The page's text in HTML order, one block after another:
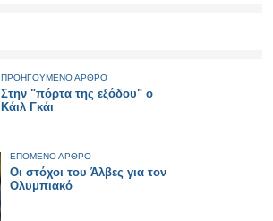
ΠΡΟΗΓΟΥΜΕΝΟ ΑΡΘΡΟ
Στην "πόρτα της εξόδου" ο
Κάιλ Γκάι
ΕΠΟΜΕΝΟ ΑΡΘΡΟ
Οι στόχοι του Άλβες για τον
Ολυμπιακό